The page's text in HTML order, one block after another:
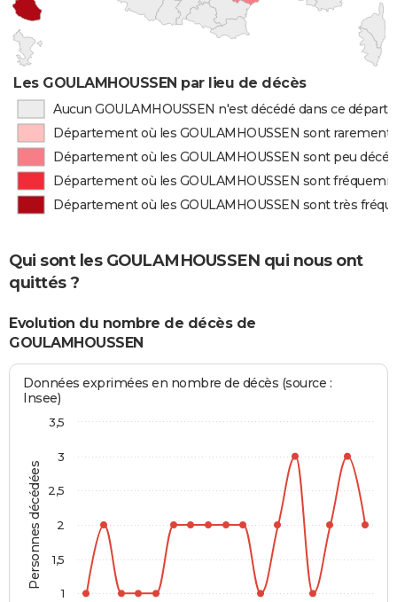
Les GOULAMHOUSSEN par lieu de décès
Aucun GOULAMHOUSSEN n'est décédé dans ce
Département où les GOULAMHOUSSEN sont rarement
Département où les GOULAMHOUSSEN sont peu
Département où les GOULAMHOUSSEN sont
Département où les GOULAMHOUSSEN sont très
Qui sont les GOULAMHOUSSEN qui nous ont
quittés ?
Evolution du nombre de décès de
GOULAMHOUSSEN
Personnes décédées
Données exprimées en nombre de décès (source :
Insee)
1
1,5
2
2,5
3
3,5